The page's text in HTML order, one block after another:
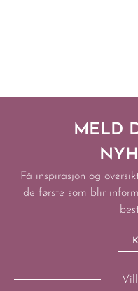
MELD
Få inspirasjon og
de første som blir